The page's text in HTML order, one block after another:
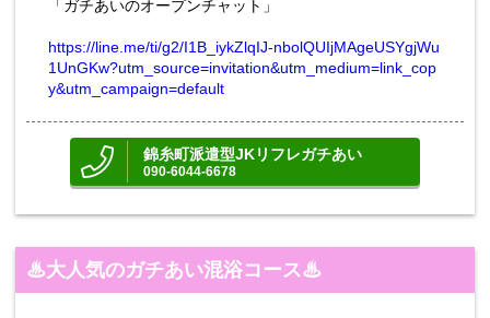
「ガチあいのオープンチャット」
https://line.me/ti/g2/I1B_iykZlqIJ-nbolQUIjMAgeUSYgjWu
1UnGKw?utm_source=invitation&utm_medium=link_cop
y&utm_campaign=default
錦糸町派遣型JKリフレガチあい
090-6044-6678
♨大人気のガチあい混浴コース♨